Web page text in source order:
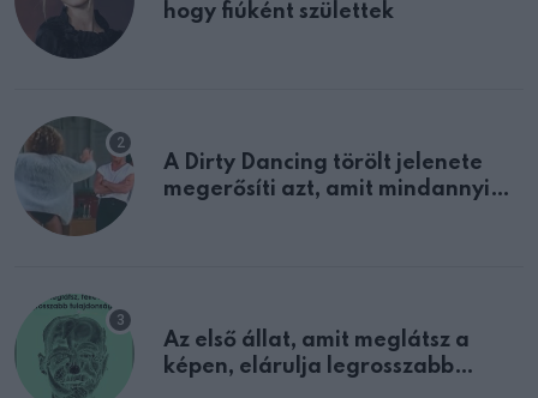
hogy fiúként születtek
A Dirty Dancing törölt jelenete
megerősíti azt, amit mindannyian
Az első állat, amit meglátsz a
képen, elárulja legrosszabb